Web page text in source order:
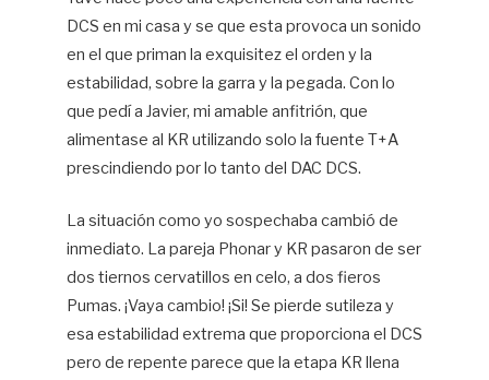
DCS en mi casa y se que esta provoca un sonido
en el que priman la exquisitez el orden y la
estabilidad, sobre la garra y la pegada. Con lo
que pedí a Javier, mi amable anfitrión, que
alimentase al KR utilizando solo la fuente T+A
prescindiendo por lo tanto del DAC DCS.
La situación como yo sospechaba cambió de
inmediato. La pareja Phonar y KR pasaron de ser
dos tiernos cervatillos en celo, a dos fieros
Pumas. ¡Vaya cambio! ¡Si! Se pierde sutileza y
esa estabilidad extrema que proporciona el DCS
pero de repente parece que la etapa KR llena